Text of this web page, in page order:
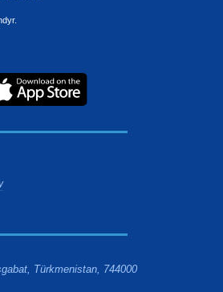
Türkmenistan, 744000